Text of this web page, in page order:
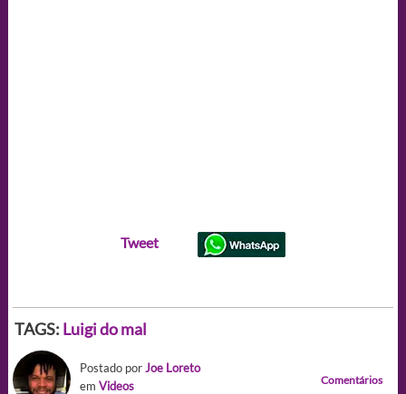
Tweet
TAGS: Luigi do mal
Postado porJoe Loreto
em Videos Comentários